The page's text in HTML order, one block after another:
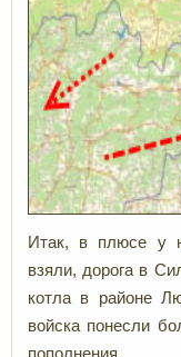
Итак, в плюсе у
взяли, дорога в
котла в районе
войска понесли